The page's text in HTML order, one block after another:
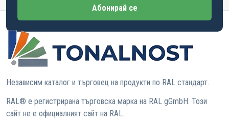
Абонирай се
Независим каталог и търговец на продукти по RAL стандарт.
RAL® е регистрирана търговска марка на RAL gGmbH. Този
сайт не е официалният сайт на RAL.